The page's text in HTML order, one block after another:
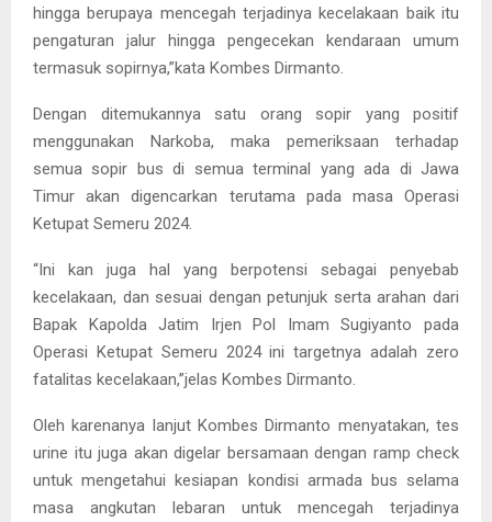
hingga berupaya mencegah terjadinya kecelakaan baik itu
pengaturan jalur hingga pengecekan kendaraan umum
termasuk sopirnya,”kata Kombes Dirmanto.
Dengan ditemukannya satu orang sopir yang positif
menggunakan Narkoba, maka pemeriksaan terhadap
semua sopir bus di semua terminal yang ada di Jawa
Timur akan digencarkan terutama pada masa Operasi
Ketupat Semeru 2024.
“Ini kan juga hal yang berpotensi sebagai penyebab
kecelakaan, dan sesuai dengan petunjuk serta arahan dari
Bapak Kapolda Jatim Irjen Pol Imam Sugiyanto pada
Operasi Ketupat Semeru 2024 ini targetnya adalah zero
fatalitas kecelakaan,”jelas Kombes Dirmanto.
Oleh karenanya lanjut Kombes Dirmanto menyatakan, tes
urine itu juga akan digelar bersamaan dengan ramp check
untuk mengetahui kesiapan kondisi armada bus selama
masa angkutan lebaran untuk mencegah terjadinya